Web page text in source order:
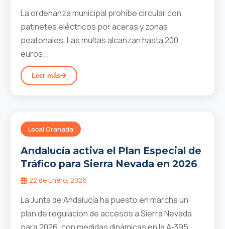
La ordenanza municipal prohíbe circular con
patinetes eléctricos por aceras y zonas
peatonales. Las multas alcanzan hasta 200
euros...
Leer más
Local Granada
Andalucía activa el Plan Especial de
Tráfico para Sierra Nevada en 2026
22 de Enero, 2026
La Junta de Andalucía ha puesto en marcha un
plan de regulación de accesos a Sierra Nevada